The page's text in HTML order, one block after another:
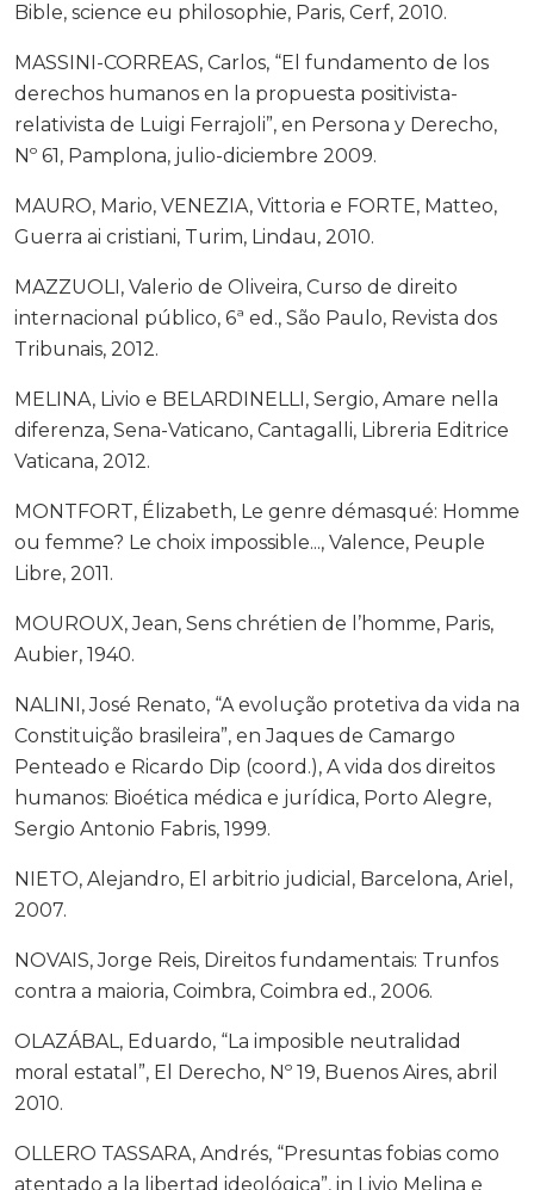
Bible, science eu philosophie, Paris, Cerf, 2010.
MASSINI-CORREAS, Carlos, “El fundamento de los
derechos humanos en la propuesta positivista-
relativista de Luigi Ferrajoli”, en Persona y Derecho,
Nº 61, Pamplona, julio-diciembre 2009.
MAURO, Mario, VENEZIA, Vittoria e FORTE, Matteo,
Guerra ai cristiani, Turim, Lindau, 2010.
MAZZUOLI, Valerio de Oliveira, Curso de direito
internacional público, 6ª ed., São Paulo, Revista dos
Tribunais, 2012.
MELINA, Livio e BELARDINELLI, Sergio, Amare nella
diferenza, Sena-Vaticano, Cantagalli, Libreria Editrice
Vaticana, 2012.
MONTFORT, Élizabeth, Le genre démasqué: Homme
ou femme? Le choix impossible..., Valence, Peuple
Libre, 2011.
MOUROUX, Jean, Sens chrétien de l’homme, Paris,
Aubier, 1940.
NALINI, José Renato, “A evolução protetiva da vida na
Constituição brasileira”, en Jaques de Camargo
Penteado e Ricardo Dip (coord.), A vida dos direitos
humanos: Bioética médica e jurídica, Porto Alegre,
Sergio Antonio Fabris, 1999.
NIETO, Alejandro, El arbitrio judicial, Barcelona, Ariel,
2007.
NOVAIS, Jorge Reis, Direitos fundamentais: Trunfos
contra a maioria, Coimbra, Coimbra ed., 2006.
OLAZÁBAL, Eduardo, “La imposible neutralidad
moral estatal”, El Derecho, Nº 19, Buenos Aires, abril
2010.
OLLERO TASSARA, Andrés, “Presuntas fobias como
atentado a la libertad ideológica”, in Livio Melina e